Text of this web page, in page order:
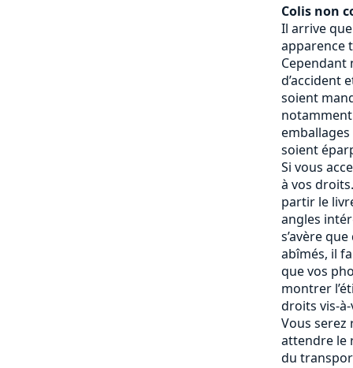
Colis non
Il arrive
apparence
Cependant
d’accident
soient
emballages
soient
Si vous
à vos
partir le
angles
s’avère
abîmés, il
que vos
montrer
droits vis-
Vous serez
attendre le
du